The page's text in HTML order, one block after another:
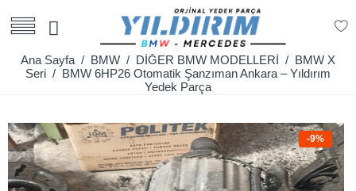
Ana Sayfa / BMW / DİĞER BMW MODELLERİ /
BMW X
Seri / BMW 6HP26 Otomatik Şanzıman Ankara – Yıldırım
Yedek Parça
-9%